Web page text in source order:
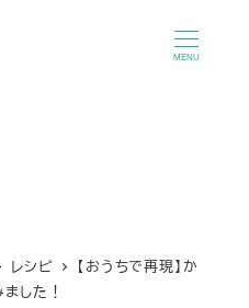
MENU
レシピ
【おうちで再現】か
した！